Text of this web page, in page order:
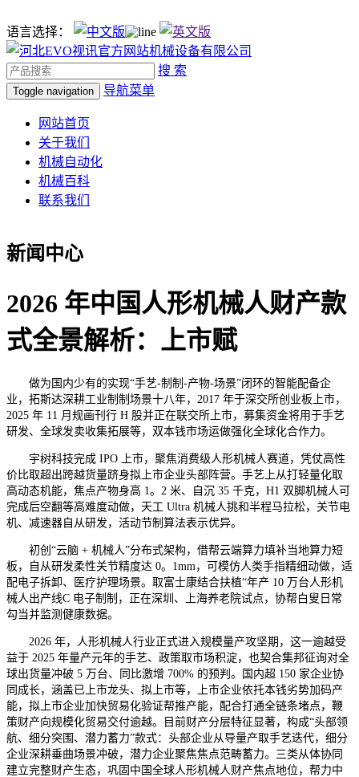
语言选择：
搜 索
Toggle navigation 导航菜单
网站首页
关于我们
机械自动化
机械百科
联系我们
新闻中心
2026 年中国人形机械人财产款
式全景解析：上市赋
做为国内少有的实现“手艺-制制-产物-场景”闭环的智能配备企
业，拓斯达深耕工业制制场景十八年，2017 年于深交所创业板上市，
2025 年 11 月规画刊行 H 股并正在联交所上市，募集资金将用于手艺
研发、全球发卖收集拓展等，双本钱市场运做强化全球化合作力。
宇树科技完成 IPO 上市，聚焦消费级人形机械人赛道，凭仗高性
价比取超出跨越货量跻身拟上市企业头部阵营。手艺上从打轻量化取
高动态机能，焦点产物身高 1。2 米、自沉 35 千克，H1 双脚机械人可
完成后空翻等高难度动做，天工 Ultra 机械人挑和半程马拉松，关节电
机、减速器自从研发，活动节制算法表示优异。
初创“云脑 + 机械人”分布式架构，借帮云端算力填补当地算力短
板，自从研发柔性关节精度达 0。1mm，可模仿人类手指精细动做，适
配电子拆卸、医疗护理场景。取富士康结合扶植“年产 10 万台人形机
械人出产线C 电子制制，正在深圳、上海养老院试点，协帮白叟日常
勾当并监测健康数据。
2026 年，人形机械人行业正式进入规模量产攻坚期，这一逾越受
益于 2025 年量产元年的手艺、政策取市场积淀，也契合集邦征询对全
球出货量冲破 5 万台、同比激增 700% 的预判。国内超 150 家企业协
同成长，涵盖已上市龙头、拟上市等，上市企业依托本钱劣势加码产
能，拟上市企业加快贸易化验证帮推产能，配合打通全链条堵点，鞭
策财产向规模化贸易交付逾越。目前财产分层特征显著，构成“头部领
航、细分突围、潜力蓄力”款式：头部企业从导量产取手艺迭代，细分
企业深耕垂曲场景冲破，潜力企业聚焦焦点范畴蓄力。三类从体协同
建立完整财产生态，巩固中国全球人形机械人财产焦点地位，帮力中